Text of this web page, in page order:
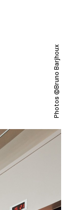
Photos ©Bruno Barjhoux